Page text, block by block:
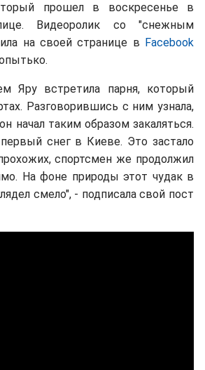
прошел в воскресенье в
Видеоролик со "снежным
на своей странице в Facebook
Яру встретила парня, который
Разговорившись с ним узнала,
начал таким образом закаляться.
снег в Киеве. Это застало
спортсмен же продолжил
На фоне природы этот чудак в
смело", - подписала свой пост